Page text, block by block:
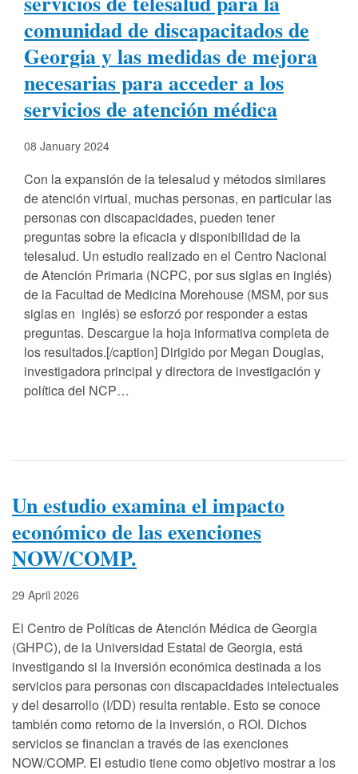
comunidad de discapacitados de
Georgia y las medidas de mejora
necesarias para acceder a los
servicios de atención médica
08 January 2024
Con la expansión de la telesalud y métodos similares
de atención virtual, muchas personas, en particular las
personas con discapacidades, pueden tener
preguntas sobre la eficacia y disponibilidad de la
telesalud. Un estudio realizado en el Centro Nacional
de Atención Primaria (NCPC, por sus siglas en inglés)
de la Facultad de Medicina Morehouse (MSM, por sus
siglas en inglés) se esforzó por responder a estas
preguntas. Descargue la hoja informativa completa de
los resultados.[/caption] Dirigido por Megan Douglas,
investigadora principal y directora de investigación y
política del NCP…
Un estudio examina el impacto
económico de las exenciones
NOW/COMP.
29 April 2026
El Centro de Políticas de Atención Médica de Georgia
(GHPC), de la Universidad Estatal de Georgia, está
investigando si la inversión económica destinada a los
servicios para personas con discapacidades intelectuales
y del desarrollo (I/DD) resulta rentable. Esto se conoce
también como retorno de la inversión, o ROI. Dichos
servicios se financian a través de las exenciones
NOW/COMP. El estudio tiene como objetivo mostrar a los